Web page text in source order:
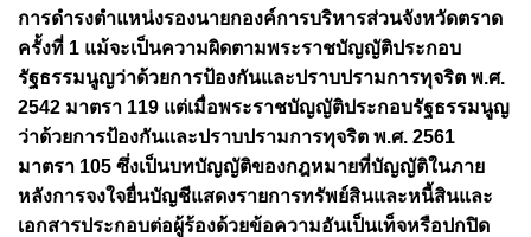
การดำรงตำแหน่งรองนายกองค์การบริหารส่วนจังหวัดตราด
ครั้งที่ 1 แม้จะเป็นความผิดตามพระราชบัญญัติประกอบ
รัฐธรรมนูญว่าด้วยการป้องกันและปราบปรามการทุจริต พ.ศ.
2542 มาตรา 119 แต่เมื่อพระราชบัญญัติประกอบรัฐธรรมนูญ
ว่าด้วยการป้องกันและปราบปรามการทุจริต พ.ศ. 2561
มาตรา 105 ซึ่งเป็นบทบัญญัติของกฎหมายที่บัญญัติในภาย
หลังการจงใจยื่นบัญชีแสดงรายการทรัพย์สินและหนี้สินและ
เอกสารประกอบต่อผู้ร้องด้วยข้อความอันเป็นเท็จหรือปกปิด